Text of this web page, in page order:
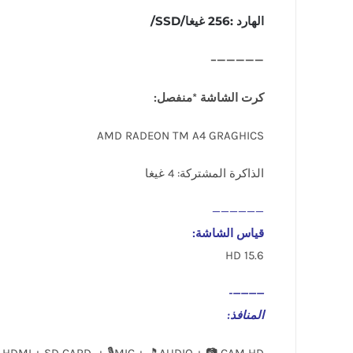
الهارد :256 غيغا/SSD/
—————–
كرت الشاشة *منفصل:
AMD RADEON TM A4 GRAGHICS
الذاكرة المشتركة: 4 غيغا
——————
قياس الشاشة:
15.6 HD
————-
المنافذ: